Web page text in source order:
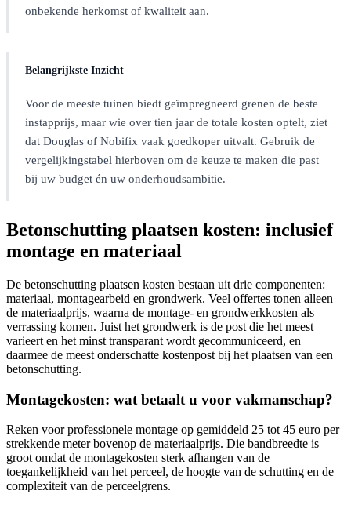
onbekende herkomst of kwaliteit aan.
Belangrijkste Inzicht
Voor de meeste tuinen biedt geïmpregneerd grenen de beste
instapprijs, maar wie over tien jaar de totale kosten optelt, ziet
dat Douglas of Nobifix vaak goedkoper uitvalt. Gebruik de
vergelijkingstabel hierboven om de keuze te maken die past
bij uw budget én uw onderhoudsambitie.
Betonschutting plaatsen kosten: inclusief
montage en materiaal
De betonschutting plaatsen kosten bestaan uit drie componenten:
materiaal, montagearbeid en grondwerk. Veel offertes tonen alleen
de materiaalprijs, waarna de montage- en grondwerkkosten als
verrassing komen. Juist het grondwerk is de post die het meest
varieert en het minst transparant wordt gecommuniceerd, en
daarmee de meest onderschatte kostenpost bij het plaatsen van een
betonschutting.
Montagekosten: wat betaalt u voor vakmanschap?
Reken voor professionele montage op gemiddeld 25 tot 45 euro per
strekkende meter bovenop de materiaalprijs. Die bandbreedte is
groot omdat de montagekosten sterk afhangen van de
toegankelijkheid van het perceel, de hoogte van de schutting en de
complexiteit van de perceelgrens.